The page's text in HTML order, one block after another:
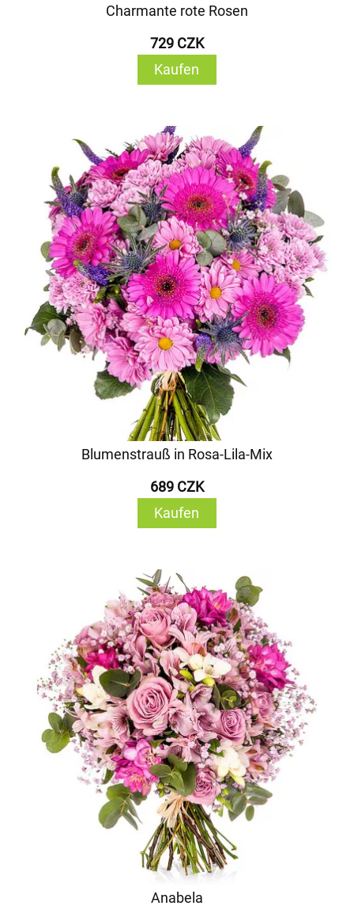
Charmante rote Rosen
729 CZK
Kaufen
Blumenstrauß in Rosa-Lila-Mix
689 CZK
Kaufen
Anabela